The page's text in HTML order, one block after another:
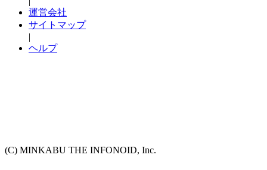
運営会社
サイトマップ
|
ヘルプ
(C) MINKABU THE INFONOID, Inc.